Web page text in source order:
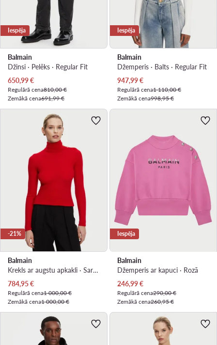
Iespēja
Balmain
Džinsi · Pelēks · Regular Fit
Pašreizējā cena
650,99€
Regulārā cena810,00 €
Zemākā cena691,99 €
Iespēja
Balmain
Džemperis · Balts · Regular Fit
Pašreizējā cena
947,99€
Regulārā cena1 110,00 €
Zemākā cena998,95 €
-21%
Balmain
Krekls ar augstu apkakli · Sarkans · Slim Fit
Pašreizējā cena
784,95€
Regulārā cena1 000,00 €
Zemākā cena1 000,00 €
Iespēja
Balmain
Džemperis ar kapuci · Rozā
Pašreizējā cena
246,99€
Regulārā cena290,00 €
Zemākā cena260,95 €